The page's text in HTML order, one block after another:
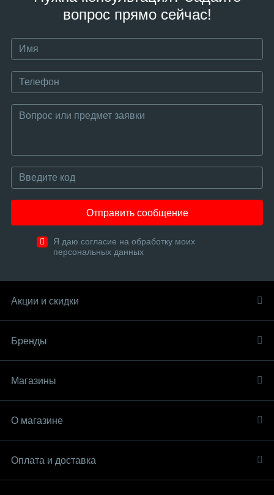
вопрос прямо сейчас!
Отправить сообщение
Я даю согласие на обработку моих
персональных данных
Акции и скидки
Бренды
Магазины
О магазине
Оплата и доставка